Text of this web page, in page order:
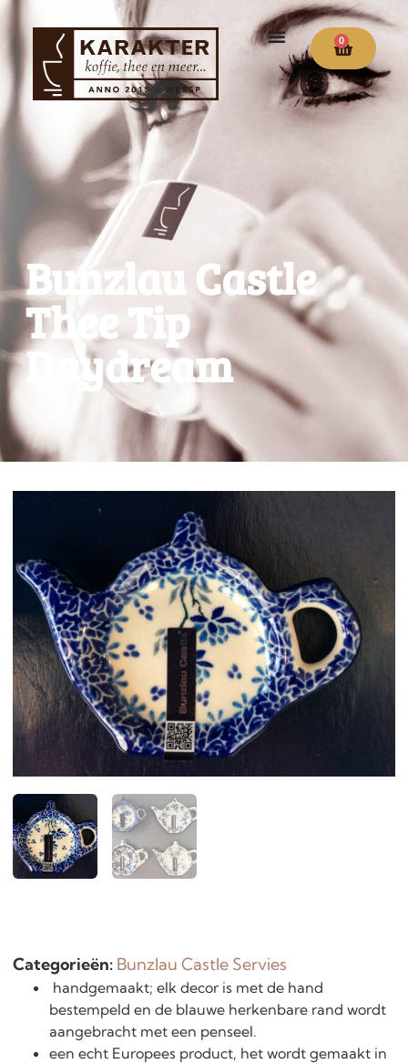
0
Bunzlau Castle
Thee Tip
Daydream
Categorieën: Bunzlau Castle Servies
handgemaakt; elk decor is met de hand
bestempeld en de blauwe herkenbare rand wordt
aangebracht met een penseel.
een echt Europees product, het wordt gemaakt in